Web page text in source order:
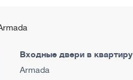
Входные двери в квартиру
Армада KA29
Armada